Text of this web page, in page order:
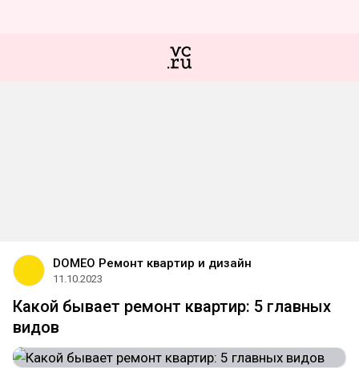
DOMEO Ремонт квартир и дизайн
11.10.2023
Какой бывает ремонт квартир: 5 главных
видов